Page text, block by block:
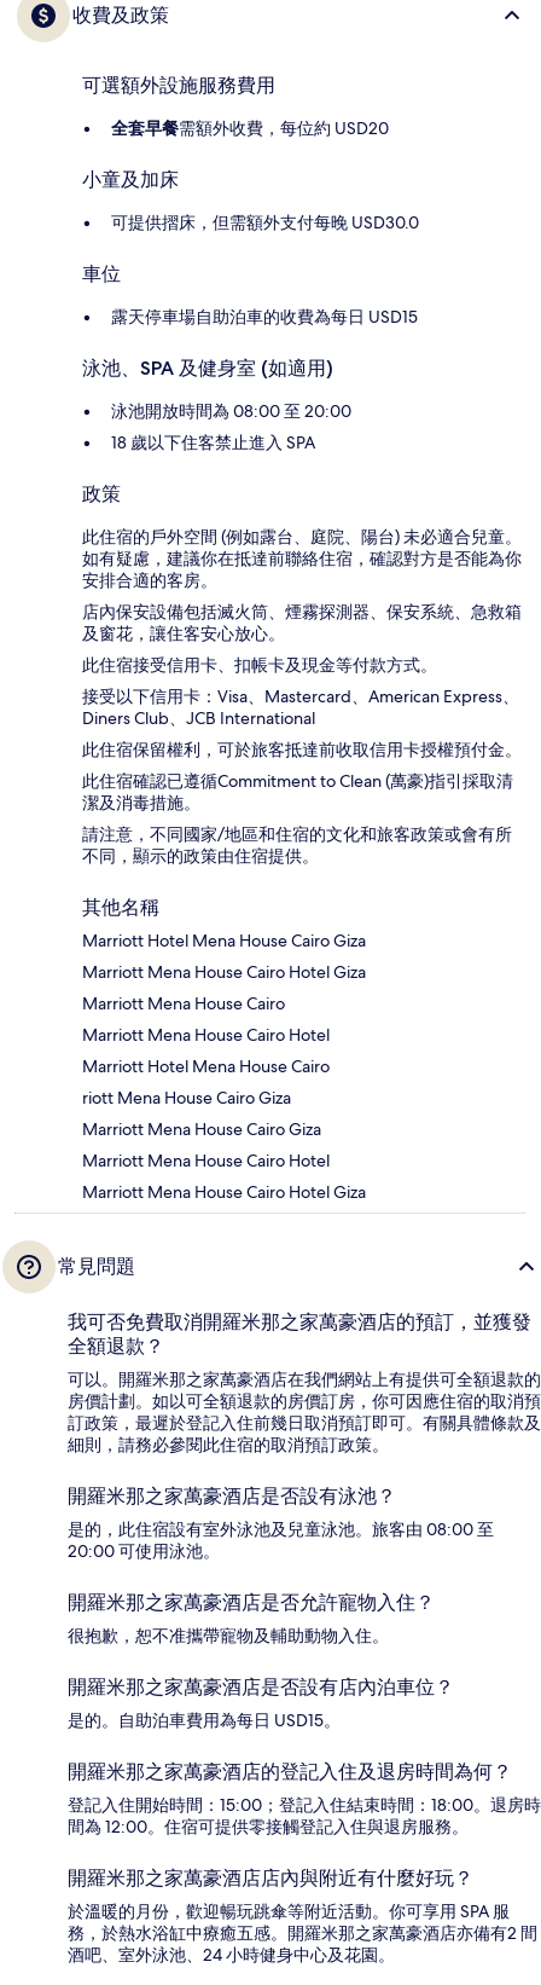
收費及政策
可選額外設施服務費用
全套早餐需額外收費，每位約 USD20
小童及加床
可提供摺床，但需額外支付每晚 USD30.0
車位
露天停車場自助泊車的收費為每日 USD15
泳池、SPA 及健身室 (如適用)
泳池開放時間為 08:00 至 20:00
18 歲以下住客禁止進入 SPA
政策
此住宿的戶外空間 (例如露台、庭院、陽台) 未必適合兒童。
如有疑慮，建議你在抵達前聯絡住宿，確認對方是否能為你
安排合適的客房。
店內保安設備包括滅火筒、煙霧探測器、保安系統、急救箱
及窗花，讓住客安心放心。
此住宿接受信用卡、扣帳卡及現金等付款方式。
接受以下信用卡：Visa、Mastercard、American Express、
Diners Club、JCB International
此住宿保留權利，可於旅客抵達前收取信用卡授權預付金。
此住宿確認已遵循Commitment to Clean (萬豪)指引採取清
潔及消毒措施。
請注意，不同國家/地區和住宿的文化和旅客政策或會有所
不同，顯示的政策由住宿提供。
其他名稱
Marriott Hotel Mena House Cairo Giza
Marriott Mena House Cairo Hotel Giza
Marriott Mena House Cairo
Marriott Mena House Cairo Hotel
Marriott Hotel Mena House Cairo
riott Mena House Cairo Giza
Marriott Mena House Cairo Giza
Marriott Mena House Cairo Hotel
Marriott Mena House Cairo Hotel Giza
常見問題
我可否免費取消開羅米那之家萬豪酒店的預訂，並獲發
全額退款？
可以。開羅米那之家萬豪酒店在我們網站上有提供可全額退款的
房價計劃。如以可全額退款的房價訂房，你可因應住宿的取消預
訂政策，最遲於登記入住前幾日取消預訂即可。有關具體條款及
細則，請務必參閱此住宿的取消預訂政策。
開羅米那之家萬豪酒店是否設有泳池？
是的，此住宿設有室外泳池及兒童泳池。旅客由 08:00 至
20:00 可使用泳池。
開羅米那之家萬豪酒店是否允許寵物入住？
很抱歉，恕不准攜帶寵物及輔助動物入住。
開羅米那之家萬豪酒店是否設有店內泊車位？
是的。自助泊車費用為每日 USD15。
開羅米那之家萬豪酒店的登記入住及退房時間為何？
登記入住開始時間：15:00；登記入住結束時間：18:00。退房時
間為 12:00。住宿可提供零接觸登記入住與退房服務。
開羅米那之家萬豪酒店店內與附近有什麼好玩？
於溫暖的月份，歡迎暢玩跳傘等附近活動。你可享用 SPA 服
務，於熱水浴缸中療癒五感。開羅米那之家萬豪酒店亦備有2 間
酒吧、室外泳池、24 小時健身中心及花園。